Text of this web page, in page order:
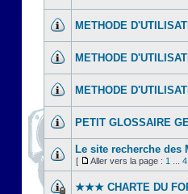
METHODE
METHODE
METHODE
PETIT GLOSSAIRE
Le site recherche des
[ Aller vers la page : 1 4
★★★ CHARTE DU